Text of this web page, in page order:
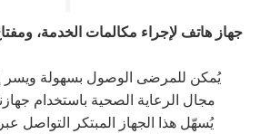
جهاز هاتف لإجراء مكالمات الخدمة،
يُمكن للمرضى الوصول بسهولة ويسر
مجال الرعاية الصحية باستخدام
يُسهّل هذا الجهاز المبتكر التواصل